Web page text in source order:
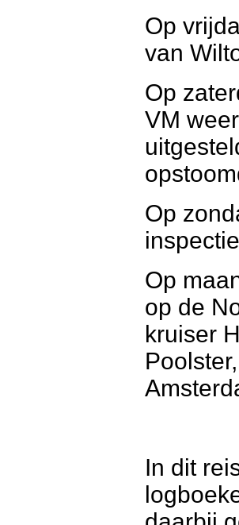
Op
van
Op
VM
Op
Op
op de
kruiser
In dit